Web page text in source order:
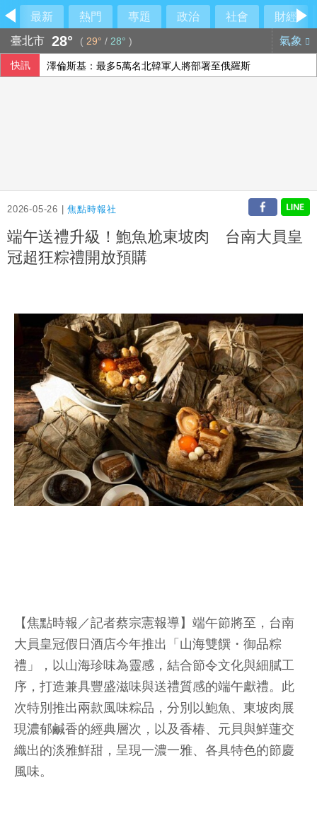
最新 熱門 專題 政治 社會
財經
臺北市 28° ( 29° / 28° ) 氣象
快訊 澤倫斯基：最多5萬名北韓軍人將部署至俄羅斯
2026-05-26 |焦點時報社
端午送禮升級！鮑魚尬東坡肉 台南大員皇
冠超狂粽禮開放預購
【焦點時報／記者蔡宗憲報導】端午節將至，台南
大員皇冠假日酒店今年推出「山海雙饌・御品粽
禮」，以山海珍味為靈感，結合節令文化與細膩工
序，打造兼具豐盛滋味與送禮質感的端午獻禮。此
次特別推出兩款風味粽品，分別以鮑魚、東坡肉展
現濃郁鹹香的經典層次，以及香椿、元貝與鮮蓮交
織出的淡雅鮮甜，呈現一濃一雅、各具特色的節慶
風味。